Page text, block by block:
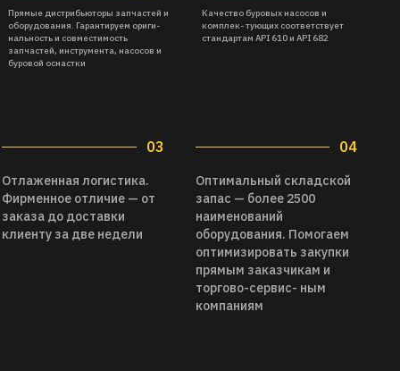
03
Отлаженная логистика.
Фирменное отличие — от
заказа до доставки
клиенту за две недели
04
Оптимальный складской
запас — более 2500
наименований
оборудования. Помогаем
оптимизировать закупки
прямым заказчикам и
торгово-сервис- ным
компаниям